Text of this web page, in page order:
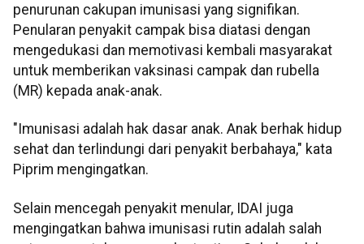
penurunan cakupan imunisasi yang signifikan.
Penularan penyakit campak bisa diatasi dengan
mengedukasi dan memotivasi kembali masyarakat
untuk memberikan vaksinasi campak dan rubella
(MR) kepada anak-anak.
"Imunisasi adalah hak dasar anak. Anak berhak hidup
sehat dan terlindungi dari penyakit berbahaya," kata
Piprim mengingatkan.
Selain mencegah penyakit menular, IDAI juga
mengingatkan bahwa imunisasi rutin adalah salah